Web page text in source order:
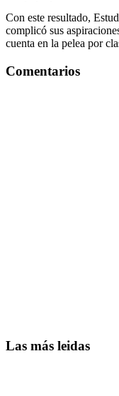
Con este resultado,
complicó sus
cuenta en la pelea por
Comentarios
Las más leidas